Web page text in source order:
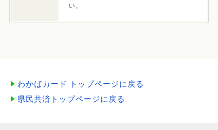
い。
わかばカード トップページに戻る
県民共済トップページに戻る